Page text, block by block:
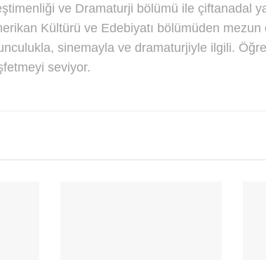
ve Dramaturji bölümü ile çiftanadal
Kültürü ve Edebiyatı bölümüden mezun
sinemayla ve dramaturjiyle ilgili.
seviyor.